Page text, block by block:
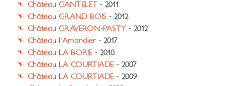
Château GANTELET - 2011
Château GRAND BOIS - 2012
Château GRAVERON-PASTY - 2012
Château l'Amandier - 2017
Château LA BORIE - 2010
Château LA COURTIADE - 2007
Château LA COURTIADE - 2009